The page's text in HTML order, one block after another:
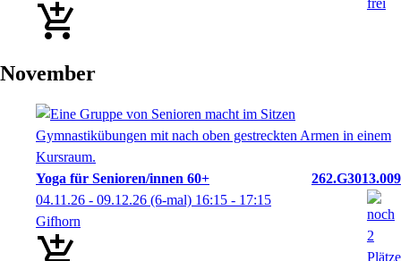
November
Yoga für Senioren/innen 60+
262.G3013.009
04.11.26 - 09.12.26 (6-mal) 16:15 - 17:15
Gifhorn